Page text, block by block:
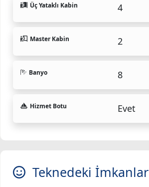
Üç Yataklı Kabin 4
Master Kabin 2
Banyo 8
Hizmet Botu Evet
Teknedeki İmkanlar